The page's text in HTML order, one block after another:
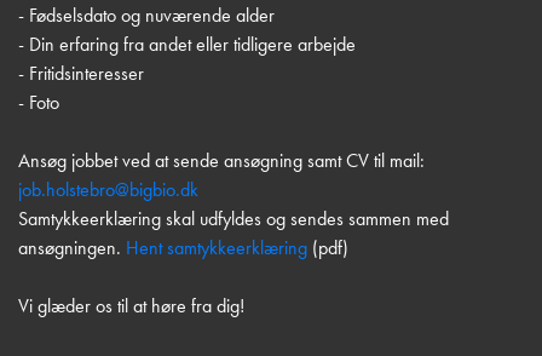
- Fødselsdato og nuværende alder
- Din erfaring fra andet eller tidligere arbejde
- Fritidsinteresser
- Foto
Ansøg jobbet ved at sende ansøgning samt CV til mail:
job.holstebro@bigbio.dk
Samtykkeerklæring skal udfyldes og sendes sammen med
ansøgningen. Hent samtykkeerklæring (pdf)
Vi glæder os til at høre fra dig!